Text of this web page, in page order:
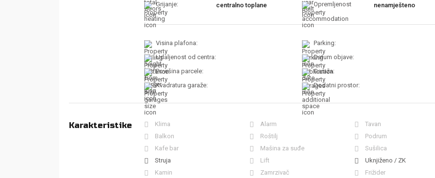
Grijanje: centralno toplane Opremljenost nenamješteno
Visina plafona:
Parking:
Udaljenost od centra:
Datum objave:
Površina parcele:
Garaža:
Kvadratura garaže:
Dodatni prostor:
Karakteristike Klima Alarm
Tavan
Balkon
Roštilj
Podrum
Kafe bar
Mašina za suđe
Sušilica
Struja
Lift
Uknjiženo / ZK
Kamin
Zamrzivač
Frižider